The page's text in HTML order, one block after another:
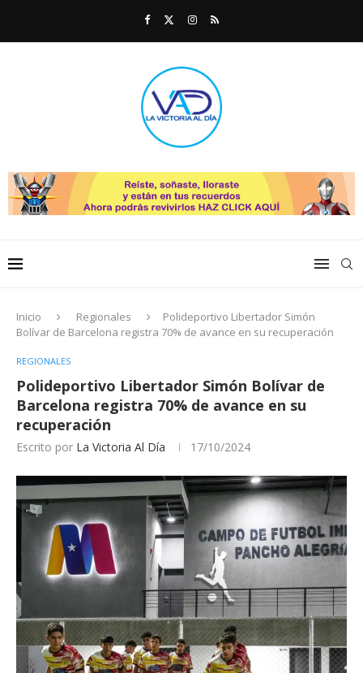
Inicio Regionales
Polideportivo Libertador Simón
Bolívar de Barcelona registra 70% de avance en su recuperación
REGIONALES
Polideportivo Libertador Simón Bolívar de
Barcelona registra 70% de avance en su
recuperación
Escrito por La Victoria Al Día 17/10/2024